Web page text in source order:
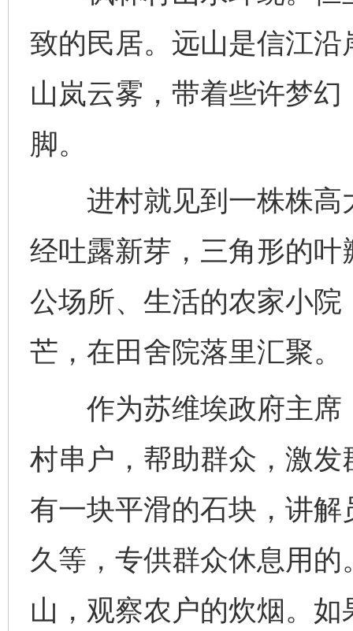
致的民居。远山是信江
山岚云雾，带着些许梦
脚。
进村就见到一株株高
经吐露新芽，三角形的
公场所、生活的农家小
芒，在田舍院落里汇聚。
作为苏维埃政府主席
村串户，帮助群众，激
有一块平滑的石块，讲
久等，专供群众休息用
山，观察农户的炊烟。